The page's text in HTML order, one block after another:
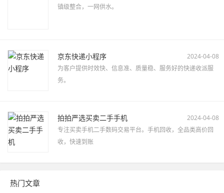
镇级整合，一网供水。
京东快递小程序
2024-04-08
为客户提供时效快、信息准、质量稳、服务好的快递收派服
务。
拍拍严选买卖二手手机
2024-04-08
专注买卖手机二手数码交易平台。手机回收，全品类高价回
收，快速到账
热门文章